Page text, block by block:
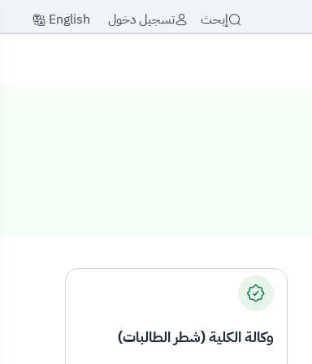
إبحث تسجيل دخول English
وكالة الكلية (شطر الطالبات)